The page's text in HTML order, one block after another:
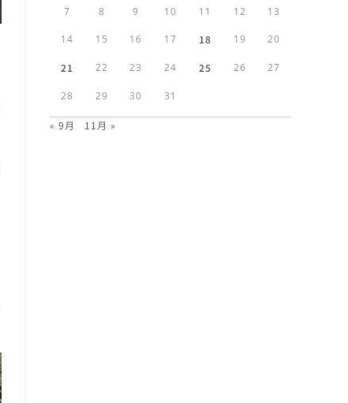
7 8 9 10 11 12 13
14 15 16 17 18 19 20
21 22 23 24 25 26 27
28 29 30 31
« 9月 11月 »